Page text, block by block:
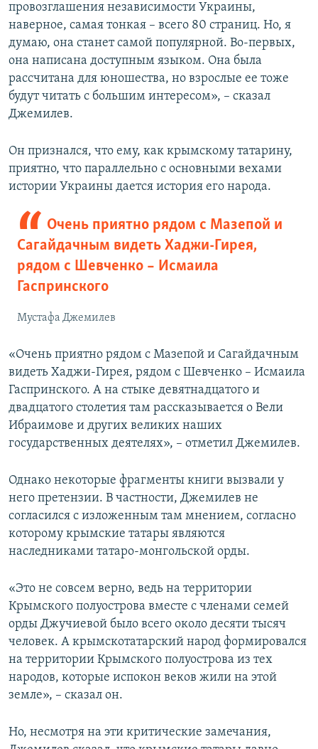
провозглашения независимости Украины,
наверное, самая тонкая – всего 80 страниц. Но, я
думаю, она станет самой популярной. Во-первых,
она написана доступным языком. Она была
рассчитана для юношества, но взрослые ее тоже
будут читать с большим интересом», – сказал
Джемилев.
Он признался, что ему, как крымскому татарину,
приятно, что параллельно с основными вехами
истории Украины дается история его народа.
Очень приятно рядом с Мазепой и
Сагайдачным видеть Хаджи-Гирея,
рядом с Шевченко – Исмаила
Гаспринского
Мустафа Джемилев
«Очень приятно рядом с Мазепой и Сагайдачным
видеть Хаджи-Гирея, рядом с Шевченко – Исмаила
Гаспринского. А на стыке девятнадцатого и
двадцатого столетия там рассказывается о Вели
Ибраимове и других великих наших
государственных деятелях», – отметил Джемилев.
Однако некоторые фрагменты книги вызвали у
него претензии. В частности, Джемилев не
согласился с изложенным там мнением, согласно
которому крымские татары являются
наследниками татаро-монгольской орды.
«Это не совсем верно, ведь на территории
Крымского полуострова вместе с членами семей
орды Джучиевой было всего около десяти тысяч
человек. А крымскотатарский народ формировался
на территории Крымского полуострова из тех
народов, которые испокон веков жили на этой
земле», – сказал он.
Но, несмотря на эти критические замечания,